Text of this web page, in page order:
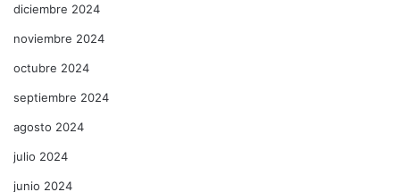
diciembre 2024
noviembre 2024
octubre 2024
septiembre 2024
agosto 2024
julio 2024
junio 2024